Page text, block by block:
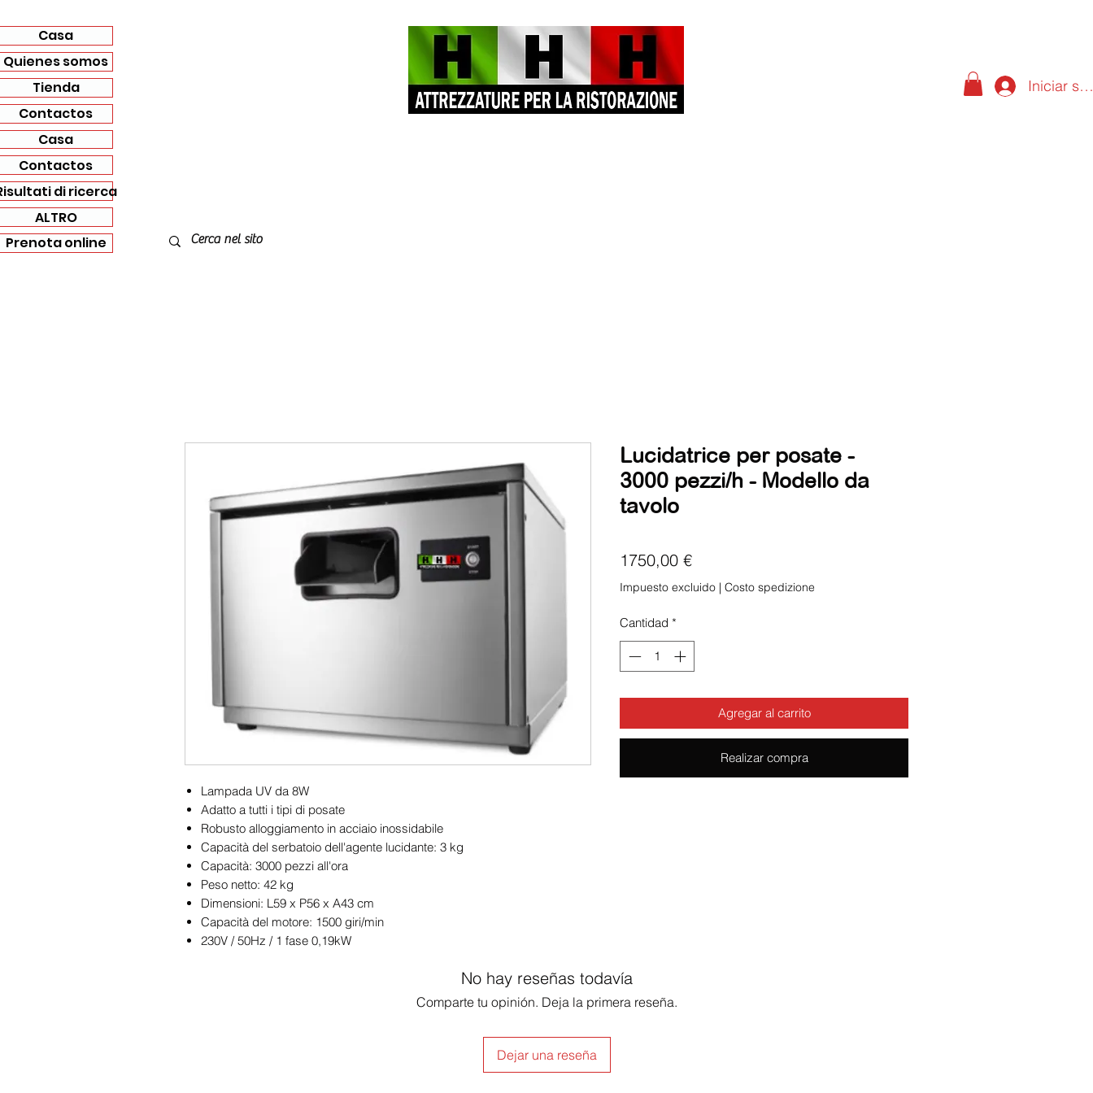
Casa
Quienes somos
Tienda
Contactos
Casa
Contactos
di ricerca
ALTRO
Prenota online
Iniciar
Lampada UV da 8W
Adatto a tutti i tipi di posate
Robusto alloggiamento in acciaio inossidabile
Capacità del serbatoio dell'agente lucidante: 3 kg
Capacità: 3000 pezzi all'ora
Peso netto: 42 kg
Dimensioni: L59 x P56 x A43 cm
Capacità del motore: 1500 giri/min
230V / 50Hz / 1 fase 0,19kW
Lucidatrice per posate -
3000 pezzi/h - Modello da
tavolo
1750,00 €Precio
Impuesto excluido | Costo spedizione
Cantidad *
Agregar al carrito
Realizar compra
No hay reseñas todavía
Comparte tu opinión. Deja la primera reseña.
Dejar una reseña